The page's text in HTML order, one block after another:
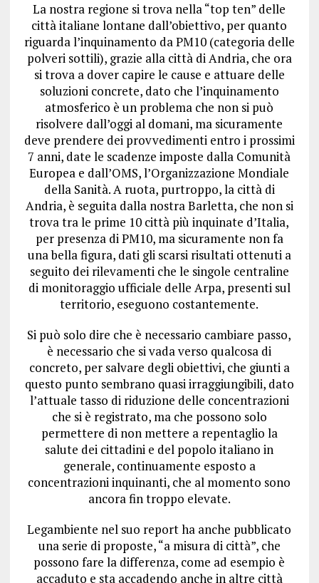
La nostra regione si trova nella “top ten” delle
città italiane lontane dall’obiettivo, per quanto
riguarda l’inquinamento da PM10 (categoria delle
polveri sottili), grazie alla città di Andria, che ora
si trova a dover capire le cause e attuare delle
soluzioni concrete, dato che l’inquinamento
atmosferico è un problema che non si può
risolvere dall’oggi al domani, ma sicuramente
deve prendere dei provvedimenti entro i prossimi
7 anni, date le scadenze imposte dalla Comunità
Europea e dall’OMS, l’Organizzazione Mondiale
della Sanità. A ruota, purtroppo, la città di
Andria, è seguita dalla nostra Barletta, che non si
trova tra le prime 10 città più inquinate d’Italia,
per presenza di PM10, ma sicuramente non fa
una bella figura, dati gli scarsi risultati ottenuti a
seguito dei rilevamenti che le singole centraline
di monitoraggio ufficiale delle Arpa, presenti sul
territorio, eseguono costantemente.
Si può solo dire che è necessario cambiare passo,
è necessario che si vada verso qualcosa di
concreto, per salvare degli obiettivi, che giunti a
questo punto sembrano quasi irraggiungibili, dato
l’attuale tasso di riduzione delle concentrazioni
che si è registrato, ma che possono solo
permettere di non mettere a repentaglio la
salute dei cittadini e del popolo italiano in
generale, continuamente esposto a
concentrazioni inquinanti, che al momento sono
ancora fin troppo elevate.
Legambiente nel suo report ha anche pubblicato
una serie di proposte, “a misura di città”, che
possono fare la differenza, come ad esempio è
accaduto e sta accadendo anche in altre città